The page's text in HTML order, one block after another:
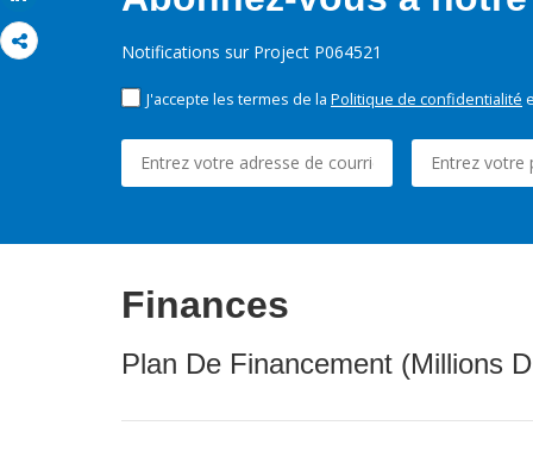
Notifications sur Project P064521
J'accepte les termes de la Politique de confidentialité
Finances
Plan De Financement (Millions